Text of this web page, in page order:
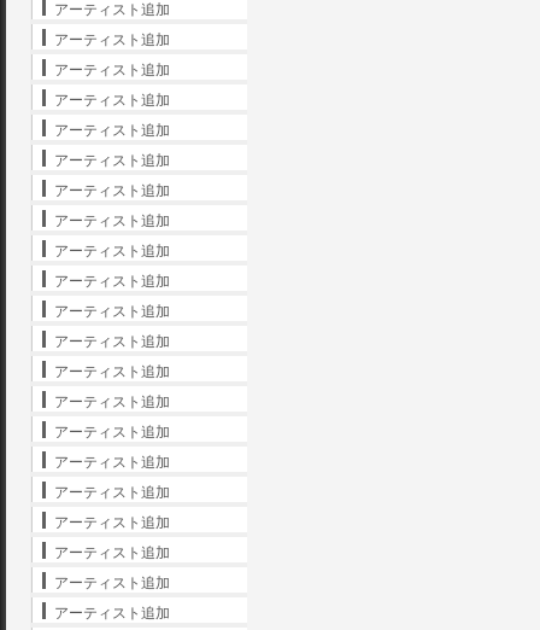
アーティスト追加
アーティスト追加
アーティスト追加
アーティスト追加
アーティスト追加
アーティスト追加
アーティスト追加
アーティスト追加
アーティスト追加
アーティスト追加
アーティスト追加
アーティスト追加
アーティスト追加
アーティスト追加
アーティスト追加
アーティスト追加
アーティスト追加
アーティスト追加
アーティスト追加
アーティスト追加
アーティスト追加